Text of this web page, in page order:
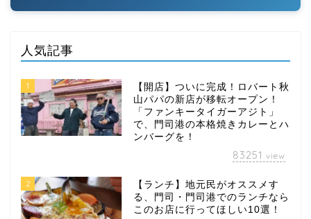
人気記事
1
【開店】ついに完成！ロバート秋
山パパの新店が移転オープン！
「ファンキータイガーアジト」
で、門司港の本格焼きカレーとハ
ンバーグを！
83251 view
2
【ランチ】地元民がオススメす
る、門司・門司港でのランチなら
このお店に行ってほしい10選！